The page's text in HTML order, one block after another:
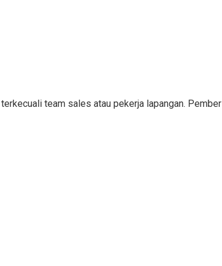
team sales atau pekerja lapangan.